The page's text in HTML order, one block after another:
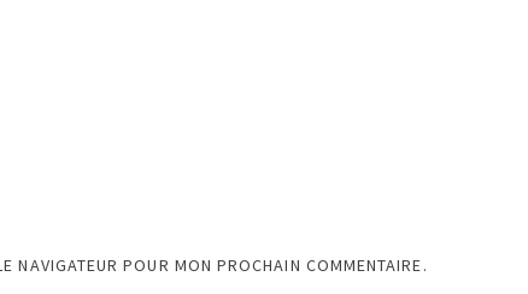
NAVIGATEUR POUR MON PROCHAIN COMMENTAIRE.